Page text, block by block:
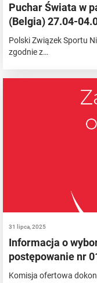
Puchar Świata w
(Belgia) 27.04-
Polski Związek Sportu
zgodnie z…
31 lipca, 2025
Informacja o
postępowanie nr
Komisja ofertowa